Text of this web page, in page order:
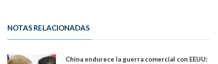
NOTAS RELACIONADAS
China endurece la guerra comercial con EEUU: